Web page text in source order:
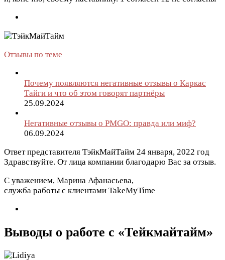
Отзывы по теме
Почему появляются негативные отзывы о Каркас
Тайги и что об этом говорят партнёры
25.09.2024
Негативные отзывы о PMGO: правда или миф?
06.09.2024
Ответ представителя ТэйкМайТайм 24 января, 2022 год
Здравствуйте. От лица компании благодарю Вас за отзыв.
С уважением, Марина Афанасьева,
служба работы с клиентами TakeMyTime
Выводы о работе с «Тейкмайтайм»